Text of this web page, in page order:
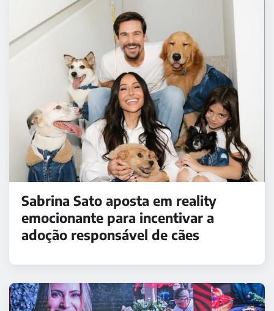
Sabrina Sato aposta em reality
emocionante para incentivar a
adoção responsável de cães